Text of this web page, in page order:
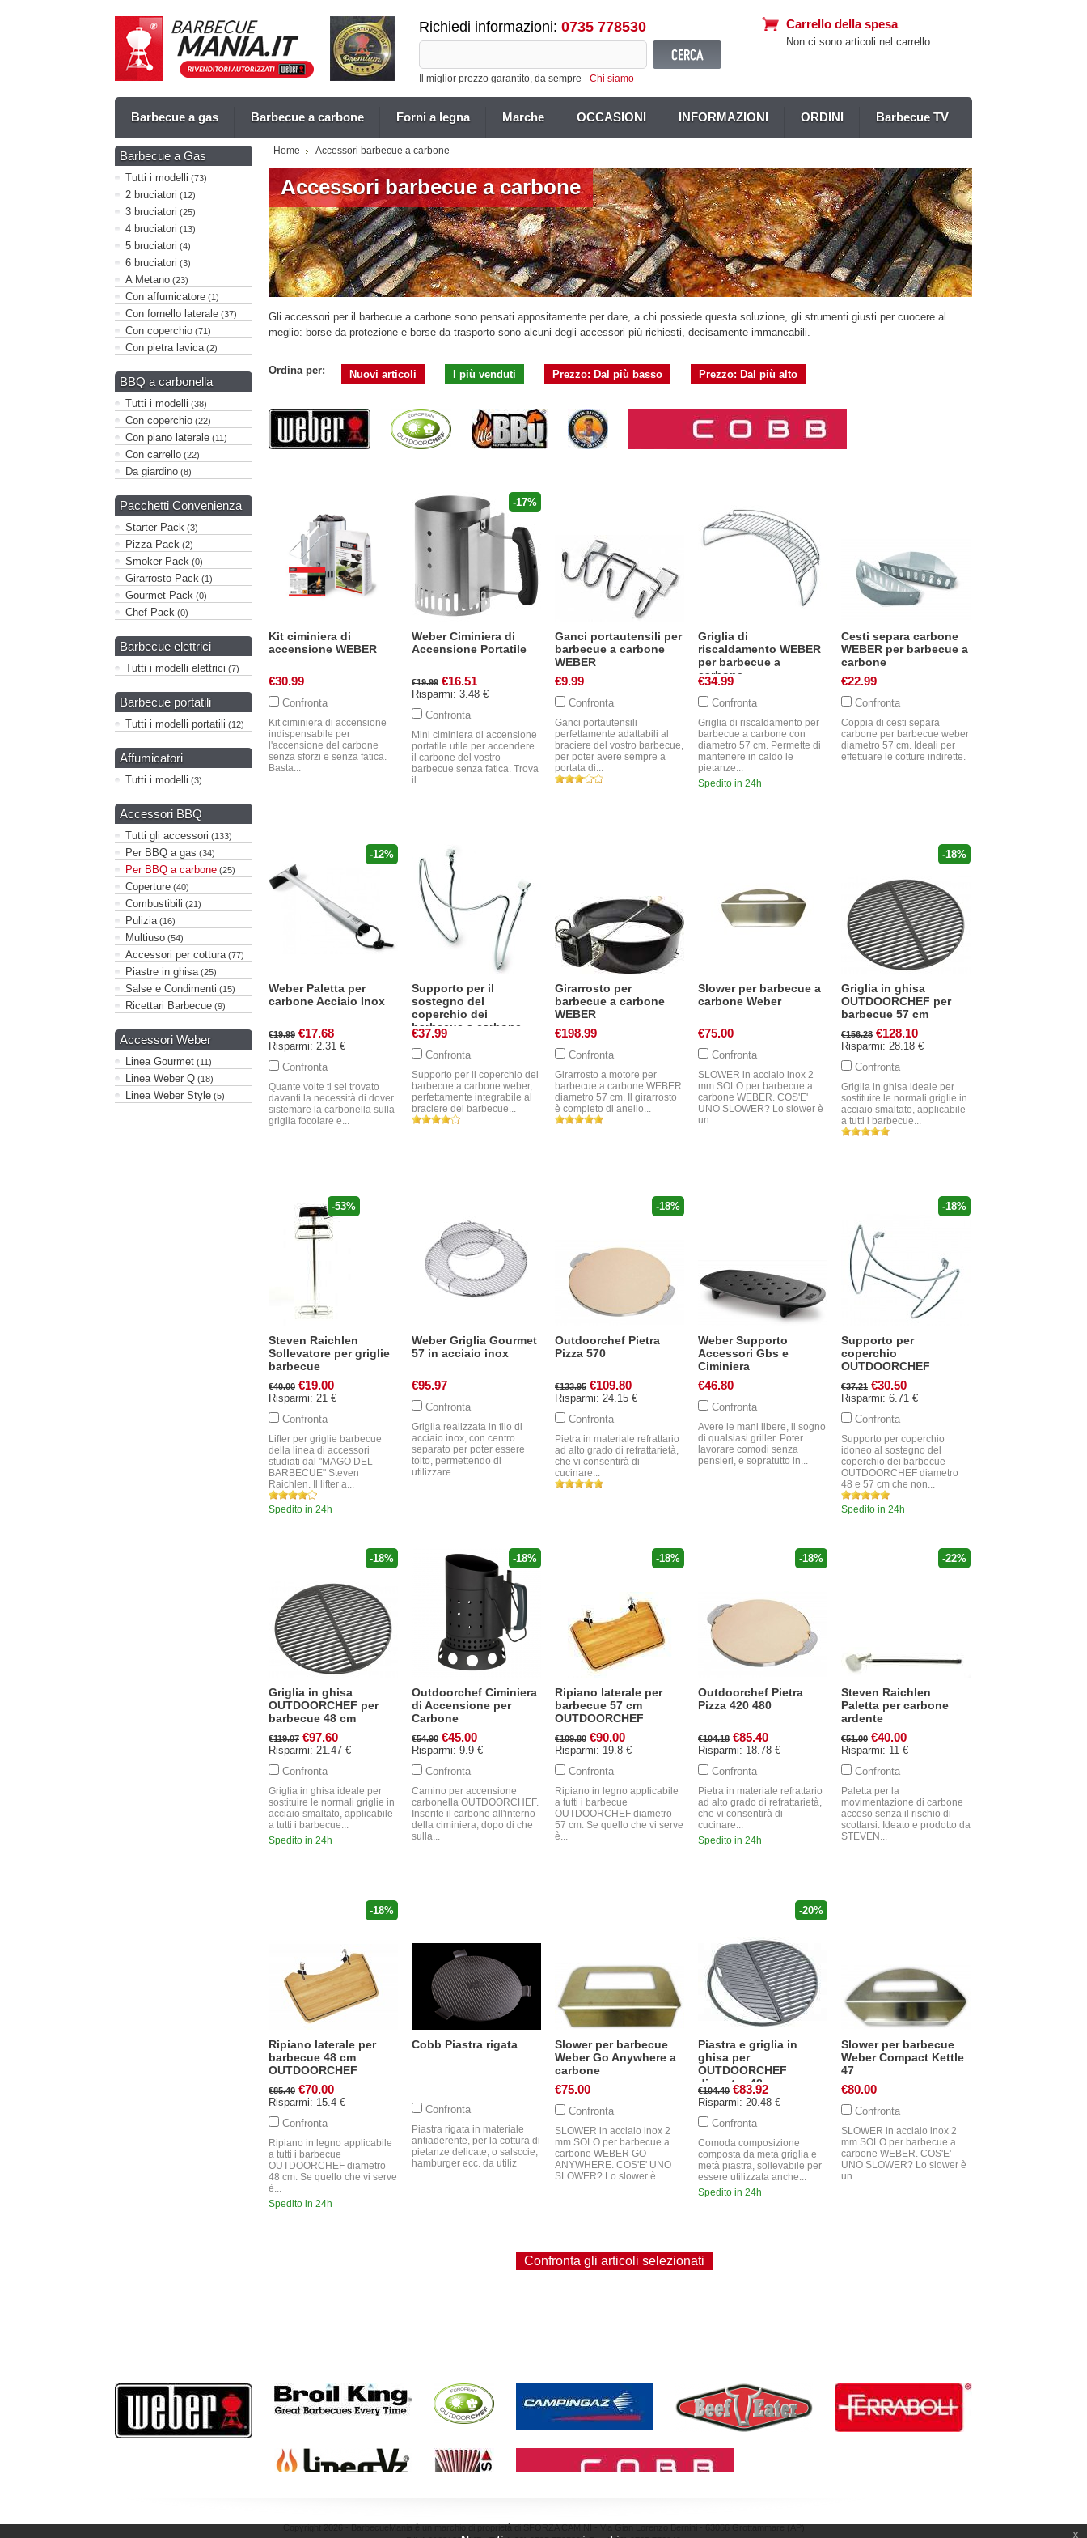
Richiedi informazioni: 0735 778530
Il miglior prezzo garantito, da sempre - Chi siamo
Carrello della spesa
Non ci sono articoli nel carrello
Barbecue a gas Barbecue a carbone Forni a legna Marche OCCASIONI INFORMAZIONI ORDINI Barbecue TV
Barbecue a Gas
Tutti i modelli (73)
2 bruciatori (12)
3 bruciatori (25)
4 bruciatori (13)
5 bruciatori (4)
6 bruciatori (3)
A Metano (23)
Con affumicatore (1)
Con fornello laterale (37)
Con coperchio (71)
Con pietra lavica (2)
BBQ a carbonella
Tutti i modelli (38)
Con coperchio (22)
Con piano laterale (11)
Con carrello (22)
Da giardino (8)
Pacchetti Convenienza
Starter Pack (3)
Pizza Pack (2)
Smoker Pack (0)
Girarrosto Pack (1)
Gourmet Pack (0)
Chef Pack (0)
Barbecue elettrici
Tutti i modelli elettrici (7)
Barbecue portatili
Tutti i modelli portatili (12)
Affumicatori
Tutti i modelli (3)
Accessori BBQ
Tutti gli accessori (133)
Per BBQ a gas (34)
Per BBQ a carbone (25)
Coperture (40)
Combustibili (21)
Pulizia (16)
Multiuso (54)
Accessori per cottura (77)
Piastre in ghisa (25)
Salse e Condimenti (15)
Ricettari Barbecue (9)
Accessori Weber
Linea Gourmet (11)
Linea Weber Q (18)
Linea Weber Style (5)
Home Accessori barbecue a carbone
Accessori barbecue a carbone
Gli accessori per il barbecue a carbone sono pensati appositamente per dare, a chi possiede questa soluzione, gli strumenti giusti per cuocere al
meglio: borse da protezione e borse da trasporto sono alcuni degli accessori più richiesti, decisamente immancabili.
Ordina per: Nuovi articoli I più venduti Prezzo: Dal più basso Prezzo: Dal più alto
Kit ciminiera di
accensione WEBER
€30.99
Confronta
Kit ciminiera di accensione
indispensabile per
l'accensione del carbone
senza sforzi e senza fatica.
Basta...
-17%
Weber Ciminiera di
Accensione Portatile
€19.99 €16.51
Risparmi: 3.48 €
Confronta
Mini ciminiera di accensione
portatile utile per accendere
il carbone del vostro
barbecue senza fatica. Trova
il...
Ganci portautensili per
barbecue a carbone
WEBER
€9.99
Confronta
Ganci portautensili
perfettamente adattabili al
braciere del vostro barbecue,
per poter avere sempre a
portata di...
Griglia di
riscaldamento WEBER
per barbecue a
carbone
€34.99
Confronta
Griglia di riscaldamento per
barbecue a carbone con
diametro 57 cm. Permette di
mantenere in caldo le
pietanze...
Spedito in 24h
Cesti separa carbone
WEBER per barbecue a
carbone
€22.99
Confronta
Coppia di cesti separa
carbone per barbecue weber
diametro 57 cm. Ideali per
effettuare le cotture indirette.
-12%
Weber Paletta per
carbone Acciaio Inox
€19.99 €17.68
Risparmi: 2.31 €
Confronta
Quante volte ti sei trovato
davanti la necessità di dover
sistemare la carbonella sulla
griglia focolare e...
Supporto per il
sostegno del
coperchio dei
barbecue a carbone
WEBER
€37.99
Confronta
Supporto per il coperchio dei
barbecue a carbone weber,
perfettamente integrabile al
braciere del barbecue...
Girarrosto per
barbecue a carbone
WEBER
€198.99
Confronta
Girarrosto a motore per
barbecue a carbone WEBER
diametro 57 cm. Il girarrosto
è completo di anello...
Slower per barbecue a
carbone Weber
€75.00
Confronta
SLOWER in acciaio inox 2
mm SOLO per barbecue a
carbone WEBER. COS'E'
UNO SLOWER? Lo slower è
un...
-18%
Griglia in ghisa
OUTDOORCHEF per
barbecue 57 cm
€156.28 €128.10
Risparmi: 28.18 €
Confronta
Griglia in ghisa ideale per
sostituire le normali griglie in
acciaio smaltato, applicabile
a tutti i barbecue...
-53%
Steven Raichlen
Sollevatore per griglie
barbecue
€40.00 €19.00
Risparmi: 21 €
Confronta
Lifter per griglie barbecue
della linea di accessori
studiati dal "MAGO DEL
BARBECUE" Steven
Raichlen. Il lifter a...
Spedito in 24h
Weber Griglia Gourmet
57 in acciaio inox
€95.97
Confronta
Griglia realizzata in filo di
acciaio inox, con centro
separato per poter essere
tolto, permettendo di
utilizzare...
-18%
Outdoorchef Pietra
Pizza 570
€133.95 €109.80
Risparmi: 24.15 €
Confronta
Pietra in materiale refrattario
ad alto grado di refrattarietà,
che vi consentirà di
cucinare...
Weber Supporto
Accessori Gbs e
Ciminiera
€46.80
Confronta
Avere le mani libere, il sogno
di qualsiasi griller. Poter
lavorare comodi senza
pensieri, e sopratutto in...
-18%
Supporto per
coperchio
OUTDOORCHEF
€37.21 €30.50
Risparmi: 6.71 €
Confronta
Supporto per coperchio
idoneo al sostegno del
coperchio dei barbecue
OUTDOORCHEF diametro
48 e 57 cm che non...
Spedito in 24h
-18%
Griglia in ghisa
OUTDOORCHEF per
barbecue 48 cm
€119.07 €97.60
Risparmi: 21.47 €
Confronta
Griglia in ghisa ideale per
sostituire le normali griglie in
acciaio smaltato, applicabile
a tutti i barbecue...
Spedito in 24h
-18%
Outdoorchef Ciminiera
di Accensione per
Carbone
€54.90 €45.00
Risparmi: 9.9 €
Confronta
Camino per accensione
carbonella OUTDOORCHEF.
Inserite il carbone all'interno
della ciminiera, dopo di che
sulla...
-18%
Ripiano laterale per
barbecue 57 cm
OUTDOORCHEF
€109.80 €90.00
Risparmi: 19.8 €
Confronta
Ripiano in legno applicabile
a tutti i barbecue
OUTDOORCHEF diametro
57 cm. Se quello che vi serve
è...
-18%
Outdoorchef Pietra
Pizza 420 480
€104.18 €85.40
Risparmi: 18.78 €
Confronta
Pietra in materiale refrattario
ad alto grado di refrattarietà,
che vi consentirà di
cucinare...
Spedito in 24h
-22%
Steven Raichlen
Paletta per carbone
ardente
€51.00 €40.00
Risparmi: 11 €
Confronta
Paletta per la
movimentazione di carbone
acceso senza il rischio di
scottarsi. Ideato e prodotto da
STEVEN...
-18%
Ripiano laterale per
barbecue 48 cm
OUTDOORCHEF
€85.40 €70.00
Risparmi: 15.4 €
Confronta
Ripiano in legno applicabile
a tutti i barbecue
OUTDOORCHEF diametro
48 cm. Se quello che vi serve
è...
Spedito in 24h
Cobb Piastra rigata
Confronta
Piastra rigata in materiale
antiaderente, per la cottura di
pietanze delicate, o salsccie,
hamburger ecc. da utiliz
Slower per barbecue
Weber Go Anywhere a
carbone
€75.00
Confronta
SLOWER in acciaio inox 2
mm SOLO per barbecue a
carbone WEBER GO
ANYWHERE. COS'E' UNO
SLOWER? Lo slower è...
-20%
Piastra e griglia in
ghisa per
OUTDOORCHEF
diametro 48 cm
€104.40 €83.92
Risparmi: 20.48 €
Confronta
Comoda composizione
composta da metà griglia e
metà piastra, sollevabile per
essere utilizzata anche...
Spedito in 24h
Slower per barbecue
Weber Compact Kettle
47
€80.00
Confronta
SLOWER in acciaio inox 2
mm SOLO per barbecue a
carbone WEBER. COS'E'
UNO SLOWER? Lo slower è
un...
Copyright 2026 - BarbecueMania è un marchio di proprietà di SFORZA CAMINI - Via Gian Lorenzo Bernini - 63066 Grottammare (AP)
x